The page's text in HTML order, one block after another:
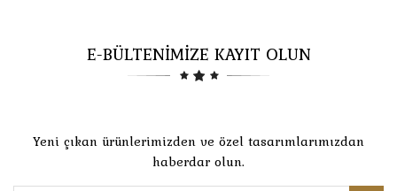
E-BÜLTENİMİZE KAYIT OLUN
Yeni çıkan ürünlerimizden ve özel tasarımlarımızdan
haberdar olun.